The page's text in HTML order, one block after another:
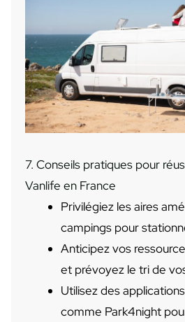
7. Conseils pratiques pour
Vanlife en France
Privilégiez les aires
campings pour
Anticipez vos
et prévoyez le tri de
Utilisez des
comme Park4night